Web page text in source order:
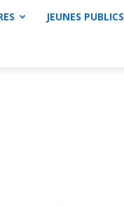
JEUNES PUBLICS